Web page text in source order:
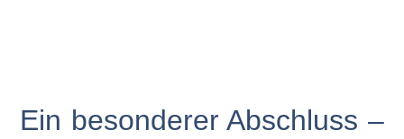
Ein besonderer Abschluss –